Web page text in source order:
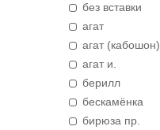
без вставки
агат
агат (кабошон)
агат и.
берилл
бескамёнка
бирюза пр.